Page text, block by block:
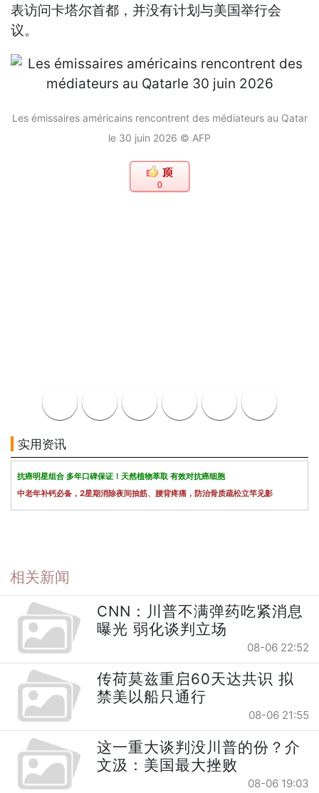
表访问卡塔尔首都，并没有计划与美国举行会
议。
Les émissaires américains rencontrent des médiateurs au Qatar
le 30 juin 2026 © AFP
0
实用资讯
抗癌明星组合 多年口碑保证！天然植物萃取 有效对抗癌细胞
中老年补钙必备，2星期消除夜间抽筋、腰背疼痛，防治骨质疏松立竿见影
相关新闻
CNN：川普不满弹药吃紧消息
曝光 弱化谈判立场
08-06 22:52
传荷莫兹重启60天达共识 拟
禁美以船只通行
08-06 21:55
这一重大谈判没川普的份？介
文汲：美国最大挫败
08-06 19:03